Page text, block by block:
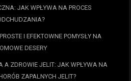
JAK WPŁYWA NA PROCES
I EFEKTOWNE POMYSŁY NA
DESERY
A ZDROWIE JELIT: JAK WPŁYWA NA
ZAPALNYCH JELIT?